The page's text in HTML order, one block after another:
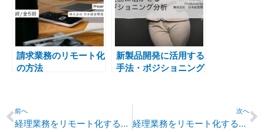
請求業務のリモート化
の方法
新製品開発に活用する
手法・ポジショニング
Prev
前へ
経理業務をリモート化する手法「経理業務がリモート化しにくい理由」
次へ
経理業務をリモート化する具体策